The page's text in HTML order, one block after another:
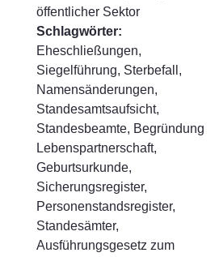
öffentlicher Sektor
Schlagwörter:
Eheschließungen,
Siegelführung, Sterbefall,
Namensänderungen,
Standesamtsaufsicht,
Standesbeamte, Begründung
Lebenspartnerschaft,
Geburtsurkunde,
Sicherungsregister,
Personenstandsregister,
Standesämter,
Ausführungsgesetz zum